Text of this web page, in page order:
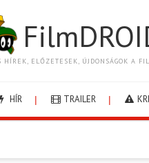
HÍREK, ELŐZETESEK, ÚJDONSÁGOK A
HÍR TRAILER